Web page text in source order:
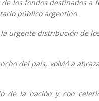
los fondos destinados
público argentino.
urgente distribución de
del país, volvió a
de la nación y con